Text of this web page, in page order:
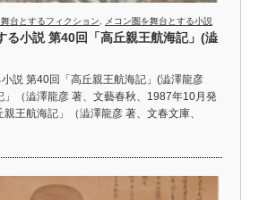
舞台とするフィクション メコン圏を舞台とする小説
る小説 第40回「高丘親王航海記」(澁
説 第40回「高丘親王航海記」(澁澤龍彦
」（澁澤龍彦 著、文藝春秋、1987年10月発
王航海記」（澁澤龍彦 著、文春文庫、